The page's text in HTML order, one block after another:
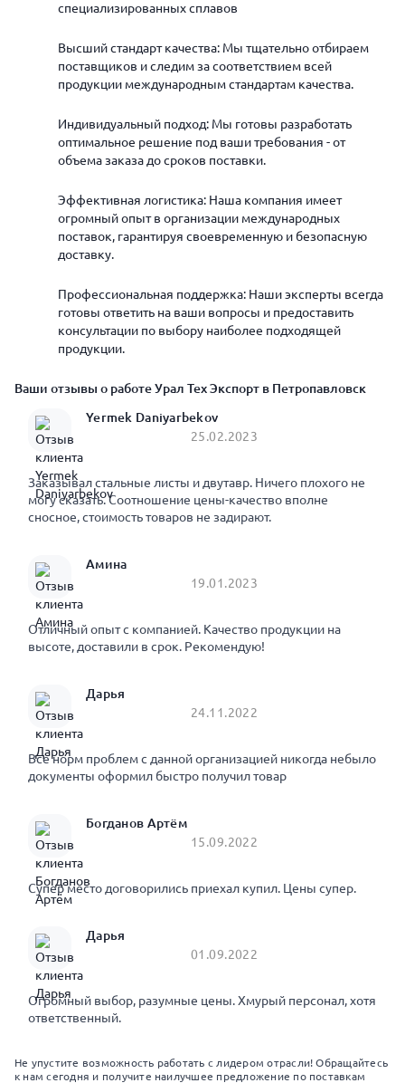
специализированных сплавов
Высший стандарт качества: Мы тщательно отбираем
поставщиков и следим за соответствием всей
продукции международным стандартам качества.
Индивидуальный подход: Мы готовы разработать
оптимальное решение под ваши требования - от
объема заказа до сроков поставки.
Эффективная логистика: Наша компания имеет
огромный опыт в организации международных
поставок, гарантируя своевременную и безопасную
доставку.
Профессиональная поддержка: Наши эксперты всегда
готовы ответить на ваши вопросы и предоставить
консультации по выбору наиболее подходящей
продукции.
Ваши отзывы о работе Урал Тех Экспорт в Петропавловск
Yermek Daniyarbekov
25.02.2023
Заказывал стальные листы и двутавр. Ничего плохого не
могу сказать. Соотношение цены-качество вполне
сносное, стоимость товаров не задирают.
Амина
19.01.2023
Отличный опыт с компанией. Качество продукции на
высоте, доставили в срок. Рекомендую!
Дарья
24.11.2022
Все норм проблем с данной организацией никогда небыло
документы оформил быстро получил товар
Богданов Артём
15.09.2022
Супер место договорились приехал купил. Цены супер.
Дарья
01.09.2022
Огромный выбор, разумные цены. Хмурый персонал, хотя
ответственный.
Не упустите возможность работать с лидером отрасли! Обращайтесь
к нам сегодня и получите наилучшее предложение по поставкам